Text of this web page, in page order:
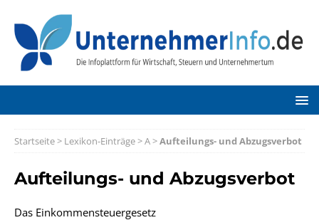
Startseite> Lexikon-Einträge>A>Aufteilungs- und Abzugsverbot
Aufteilungs- und Abzugsverbot
Das Einkommensteuergesetz